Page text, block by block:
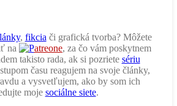
, fikcia či grafická tvorba? Môžete
na
atreone, za čo vám poskytnem
takisto rada, ak si pozriete sériu
času reagujem na svoje články,
a vysvetľujem, ako by som ich
moje sociálne siete.